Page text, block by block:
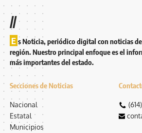
//
E s Noticia, periódico digital con noticias
región. Nuestro principal enfoque es el
más importantes del estado.
Secciones de Noticias
Nacional
Estatal
Municipios